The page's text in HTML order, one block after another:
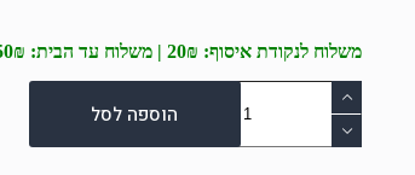
משלוח לנקודת איסוף: 20₪ | משלוח עד הבית: 50₪
כמות
של
מטען
קיר
הוספה לסל